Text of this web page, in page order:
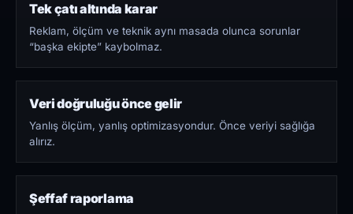
Tek çatı altında karar
Reklam, ölçüm ve teknik aynı masada olunca sorunlar
“başka ekipte” kaybolmaz.
Veri doğruluğu önce gelir
Yanlış ölçüm, yanlış optimizasyondur. Önce veriyi sağlığa
alırız.
Şeffaf raporlama